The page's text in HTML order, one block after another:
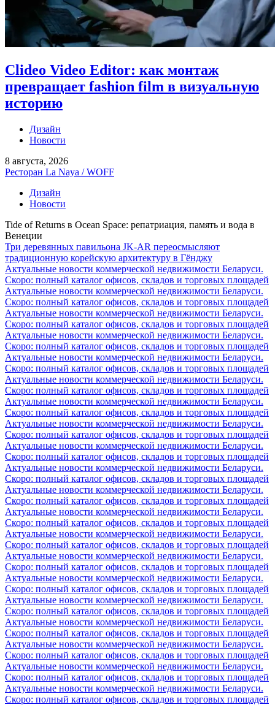
Clideo Video Editor: как монтаж
превращает fashion film в визуальную
историю
Дизайн
Новости
8 августа, 2026
Ресторан La Naya / WOFF
Дизайн
Новости
Tide of Returns в Ocean Space: репатриация, память и вода в
Венеции
Три деревянных павильона JK-AR переосмысляют
традиционную корейскую архитектуру в Гёнджу
Актуальные новости коммерческой недвижимости Беларуси.
Скоро: полный каталог офисов, складов и торговых площадей
Актуальные новости коммерческой недвижимости Беларуси.
Скоро: полный каталог офисов, складов и торговых площадей
Актуальные новости коммерческой недвижимости Беларуси.
Скоро: полный каталог офисов, складов и торговых площадей
Актуальные новости коммерческой недвижимости Беларуси.
Скоро: полный каталог офисов, складов и торговых площадей
Актуальные новости коммерческой недвижимости Беларуси.
Скоро: полный каталог офисов, складов и торговых площадей
Актуальные новости коммерческой недвижимости Беларуси.
Скоро: полный каталог офисов, складов и торговых площадей
Актуальные новости коммерческой недвижимости Беларуси.
Скоро: полный каталог офисов, складов и торговых площадей
Актуальные новости коммерческой недвижимости Беларуси.
Скоро: полный каталог офисов, складов и торговых площадей
Актуальные новости коммерческой недвижимости Беларуси.
Скоро: полный каталог офисов, складов и торговых площадей
Актуальные новости коммерческой недвижимости Беларуси.
Скоро: полный каталог офисов, складов и торговых площадей
Актуальные новости коммерческой недвижимости Беларуси.
Скоро: полный каталог офисов, складов и торговых площадей
Актуальные новости коммерческой недвижимости Беларуси.
Скоро: полный каталог офисов, складов и торговых площадей
Актуальные новости коммерческой недвижимости Беларуси.
Скоро: полный каталог офисов, складов и торговых площадей
Актуальные новости коммерческой недвижимости Беларуси.
Скоро: полный каталог офисов, складов и торговых площадей
Актуальные новости коммерческой недвижимости Беларуси.
Скоро: полный каталог офисов, складов и торговых площадей
Актуальные новости коммерческой недвижимости Беларуси.
Скоро: полный каталог офисов, складов и торговых площадей
Актуальные новости коммерческой недвижимости Беларуси.
Скоро: полный каталог офисов, складов и торговых площадей
Актуальные новости коммерческой недвижимости Беларуси.
Скоро: полный каталог офисов, складов и торговых площадей
Актуальные новости коммерческой недвижимости Беларуси.
Скоро: полный каталог офисов, складов и торговых площадей
Актуальные новости коммерческой недвижимости Беларуси.
Скоро: полный каталог офисов, складов и торговых площадей